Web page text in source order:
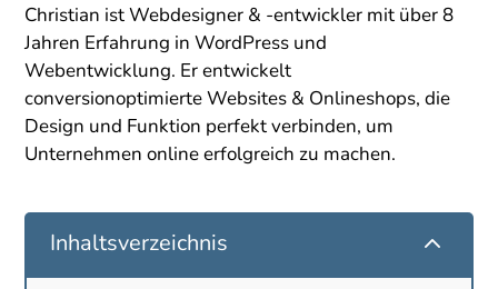
Christian ist Webdesigner & -entwickler mit über 8
Jahren Erfahrung in WordPress und
Webentwicklung. Er entwickelt
conversionoptimierte Websites & Onlineshops, die
Design und Funktion perfekt verbinden, um
Unternehmen online erfolgreich zu machen.
Inhaltsverzeichnis 2